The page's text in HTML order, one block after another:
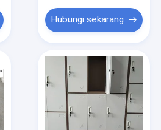
Hubungi sekarang